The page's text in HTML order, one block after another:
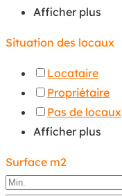
Afficher plus
Situation des locaux
Locataire
Propriétaire
Pas de locaux
Afficher plus
Surface m2